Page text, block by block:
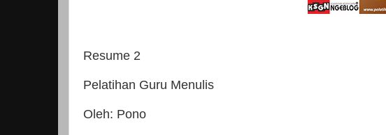
Resume 2
Pelatihan Guru Menulis
Oleh: Pono